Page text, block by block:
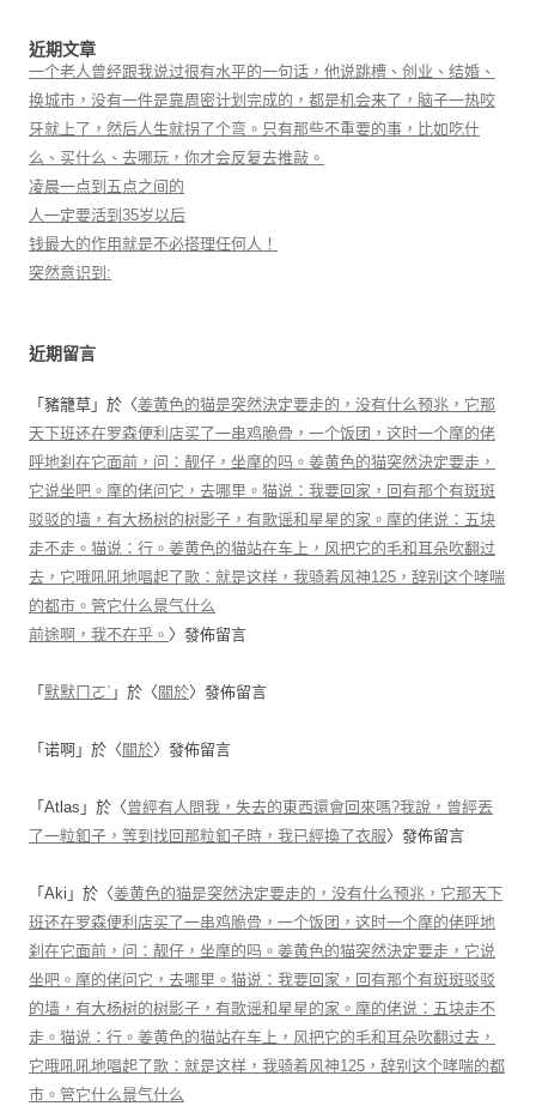
近期文章
一个老人曾经跟我说过很有水平的一句话，他说跳槽、创业、结婚、
换城市，没有一件是靠周密计划完成的，都是机会来了，脑子一热咬
牙就上了，然后人生就拐了个弯。只有那些不重要的事，比如吃什
么、买什么、去哪玩，你才会反复去推敲。
凌晨一点到五点之间的
人一定要活到35岁以后
钱最大的作用就是不必搭理任何人！
突然意识到:
近期留言
「 豬籠草 」於〈姜黄色的猫是突然決定要走的，没有什么预兆，它那
天下班还在罗森便利店买了一串鸡脆骨，一个饭团，这时一个摩的佬
呼地刹在它面前，问：靓仔，坐摩的吗。姜黄色的猫突然決定要走，
它说坐吧。摩的佬问它，去哪里。猫说：我要回家，回有那个有斑斑
驳驳的墙，有大杨树的树影子，有歌谣和星星的家。摩的佬说：五块
走不走。猫说：行。姜黄色的猫站在车上，风把它的毛和耳朵吹翻过
去，它哦吼吼地唱起了歌：就是这样，我骑着风神125，辞别这个哮喘
的都市。管它什么景气什么
前途啊，我不在乎。 〉發佈留言
「 默默ㄇㄛˋ 」於〈 關於〉發佈留言
「 诺啊 」於〈 關於〉發佈留言
「 Atlas 」於〈曾經有人問我，失去的東西還會回來嗎?我說，曾經丟
了一粒釦子，等到找回那粒釦子時，我已經換了衣服〉發佈留言
「 Aki 」於〈姜黄色的猫是突然決定要走的，没有什么预兆，它那天下
班还在罗森便利店买了一串鸡脆骨，一个饭团，这时一个摩的佬呼地
刹在它面前，问：靓仔，坐摩的吗。姜黄色的猫突然決定要走，它说
坐吧。摩的佬问它，去哪里。猫说：我要回家，回有那个有斑斑驳驳
的墙，有大杨树的树影子，有歌谣和星星的家。摩的佬说：五块走不
走。猫说：行。姜黄色的猫站在车上，风把它的毛和耳朵吹翻过去，
它哦吼吼地唱起了歌：就是这样，我骑着风神125，辞别这个哮喘的都
市。管它什么景气什么